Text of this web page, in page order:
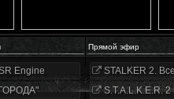
Прямой эфир
Engine
STALKER 2.
S.T.A.L.K.E.R.